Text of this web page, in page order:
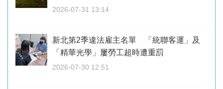
2026-07-31 13:14
新北第2季違法雇主名單 「統聯客運」及
「精華光學」屢勞工超時遭重罰
2026-07-30 12:51